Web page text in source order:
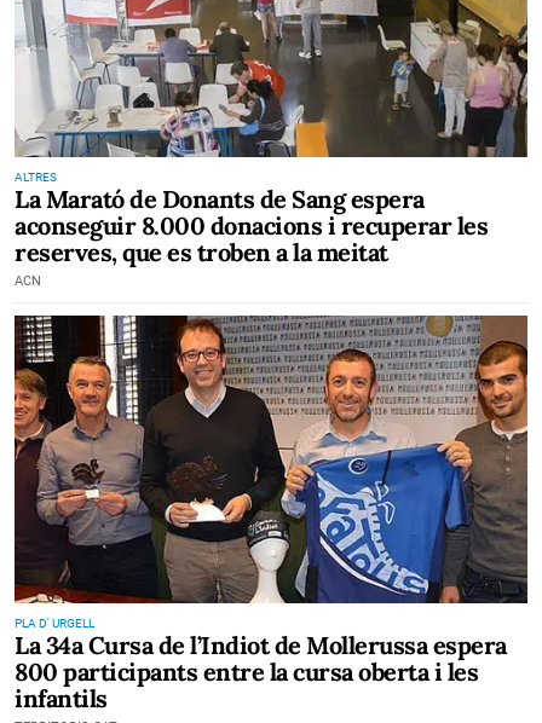
ALTRES
La Marató de Donants de Sang espera
aconseguir 8.000 donacions i recuperar les
reserves, que es troben a la meitat
ACN
PLA D' URGELL
La 34a Cursa de l’Indiot de Mollerussa espera
800 participants entre la cursa oberta i les
infantils